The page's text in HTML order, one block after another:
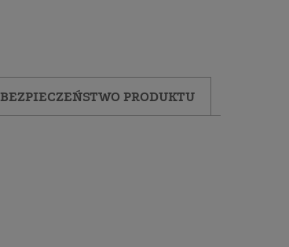
BEZPIECZEŃSTWO PRODUKTU